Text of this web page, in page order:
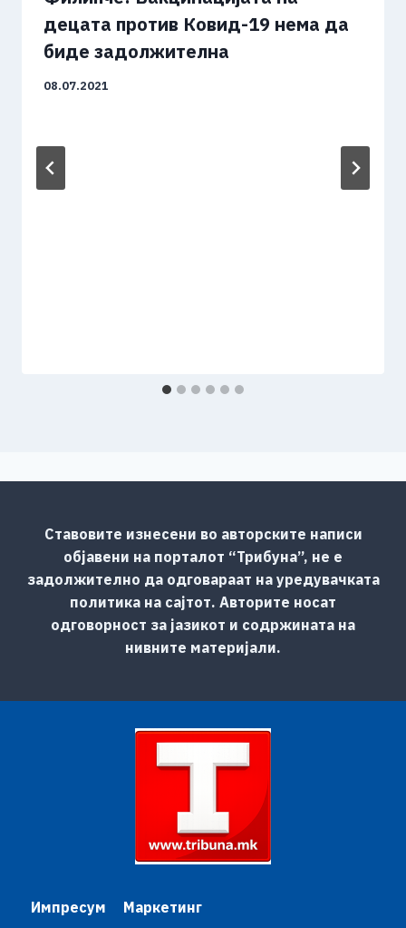
децата против Ковид-19 нема да
биде задолжителна
08.07.2021
Ставовите изнесени во авторските написи
објавени на порталот “Трибуна”, не е
задолжително да одговараат на уредувачката
политика на сајтот. Авторите носат
одговорност за јазикот и содржината на
нивните материјали.
Импресум Маркетинг